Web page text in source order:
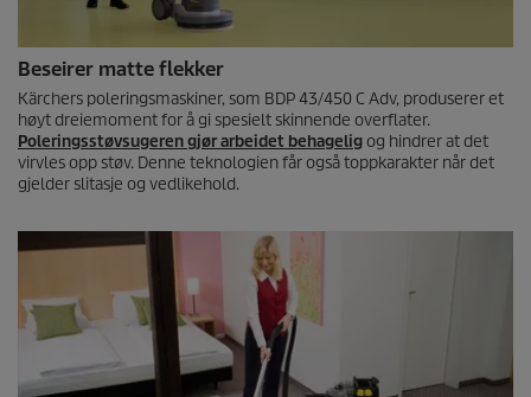
Beseirer matte flekker
Kärchers poleringsmaskiner, som BDP 43/450 C Adv, produserer et
høyt dreiemoment for å gi spesielt skinnende overflater.
Poleringsstøvsugeren gjør arbeidet behageligog hindrer at det
virvles opp støv. Denne teknologien får også toppkarakter når det
gjelder slitasje og vedlikehold.